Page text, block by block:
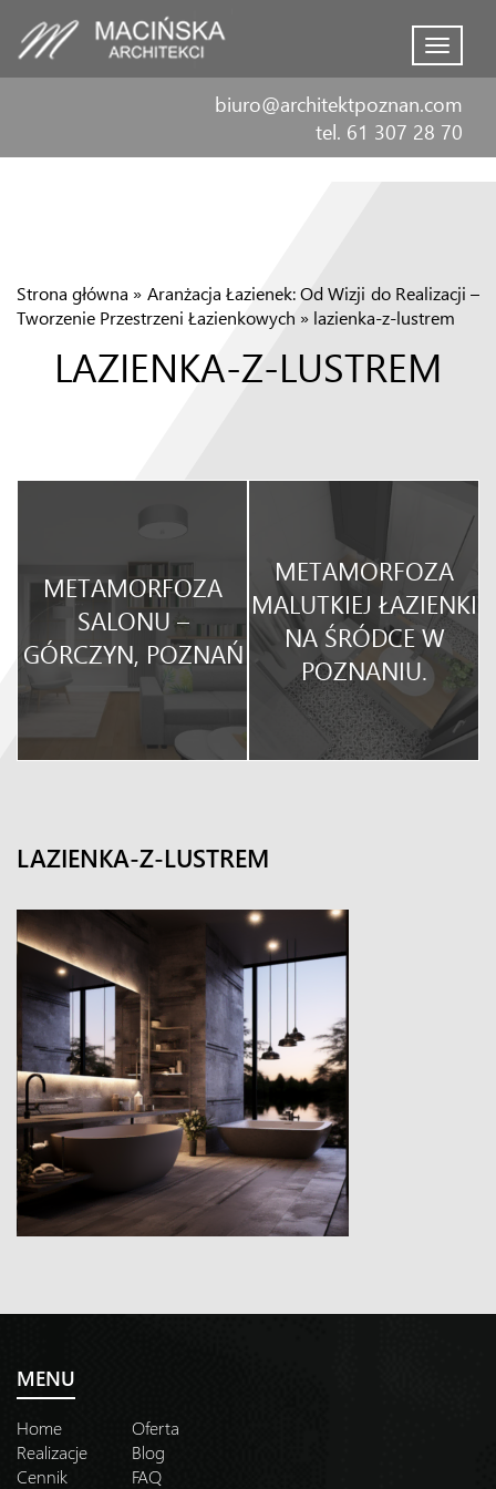
Menu
biuro@architektpoznan.com
tel. 61 307 28 70
Strona główna » Aranżacja Łazienek: Od Wizji do Realizacji –
Tworzenie Przestrzeni Łazienkowych » lazienka-z-lustrem
LAZIENKA-Z-LUSTREM
METAMORFOZA
SALONU –
GÓRCZYN, POZNAŃ
METAMORFOZA
MALUTKIEJ ŁAZIENKI
NA ŚRÓDCE W
POZNANIU.
LAZIENKA-Z-LUSTREM
MENU
Home
Oferta
Realizacje
Blog
Cennik
FAQ